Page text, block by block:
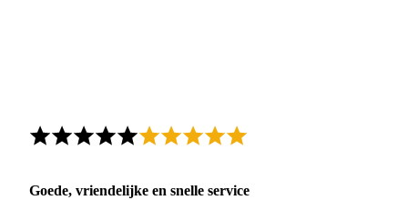
Goede, vriendelijke en snelle service